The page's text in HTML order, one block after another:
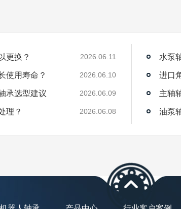
更换？ 2026.06.11
使用寿命？ 2026.06.10
承选型建议 2026.06.09
理？ 2026.06.08
水泵
进口
主轴
油泵